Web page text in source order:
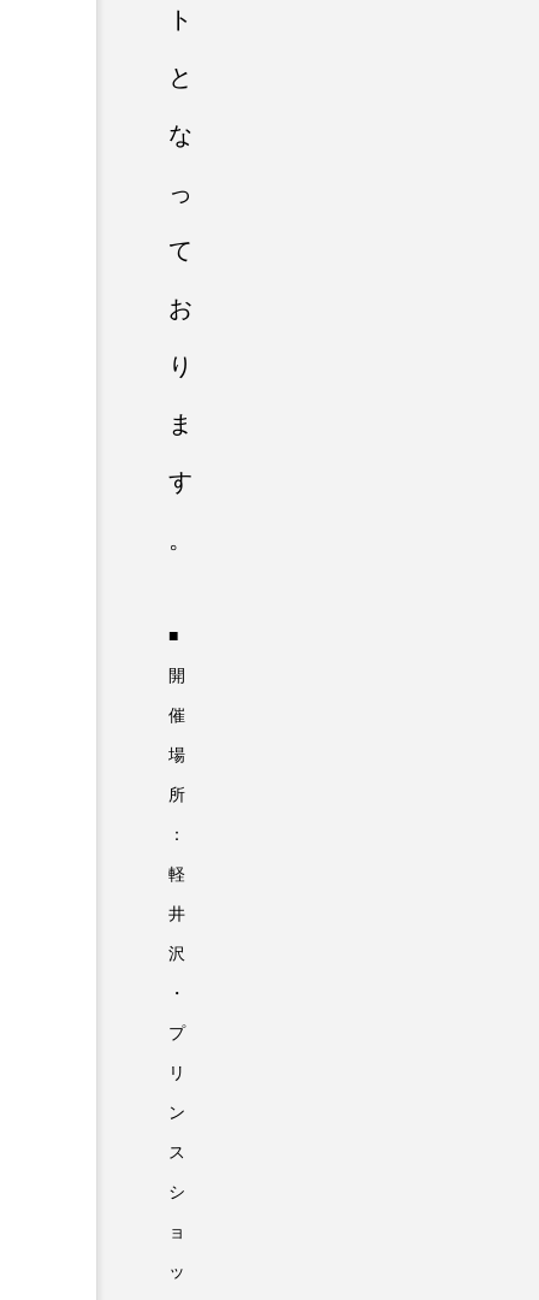
ト
と
な
っ
て
お
り
ま
す
。
■
開
催
場
所
：
軽
井
沢
・
プ
リ
ン
ス
シ
ョ
ッ